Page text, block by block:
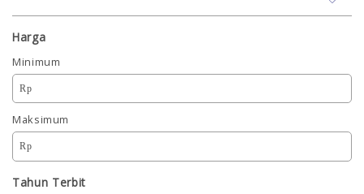
Harga
Minimum
Rp
Maksimum
Rp
Tahun Terbit